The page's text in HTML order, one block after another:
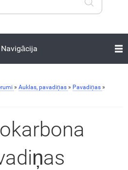
Navigācija
» Auklas, pavadiņas » Pavadiņas »